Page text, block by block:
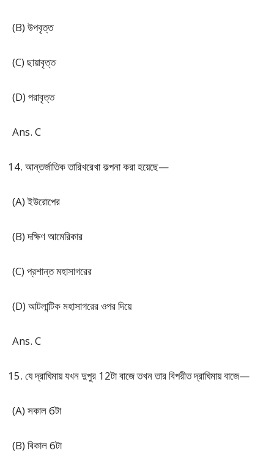
(B) উপবৃত্ত
(C) ছায়াবৃত্ত
(D) পরাবৃত্ত
Ans. C
আন্তর্জাতিক তারিখরেখা কল্পনা করা হয়েছে—
(A) ইউরোপের
(B) দক্ষিণ আমেরিকার
(C) প্রশান্ত মহাসাগরের
(D) আটলান্টিক মহাসাগরের ওপর দিয়ে
Ans. C
যে দ্রাঘিমায় যখন দুপুর 12টা বাজে তখন তার বিপরীত দ্রাঘিমায় বাজে—
(A) সকাল 6টা
(B) বিকাল 6টা